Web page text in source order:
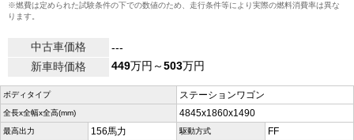
※燃費は定められた試験条件の下での数値のため、走行条件等により実際の燃料消費率は異な
ります。
中古車価格
---
新車時価格
449万円～503万円
ボディタイプ ステーションワゴン
全長x全幅x全高(mm) 4845x1860x1490
最高出力 156馬力 駆動方式 FF